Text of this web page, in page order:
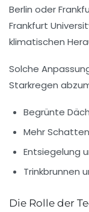
Berlin oder
Frankfurt
klimatischen
Solche
Starkregen
Begrünte
Mehr
Entsiegelung
Trinkbrunnen
Die Rolle der